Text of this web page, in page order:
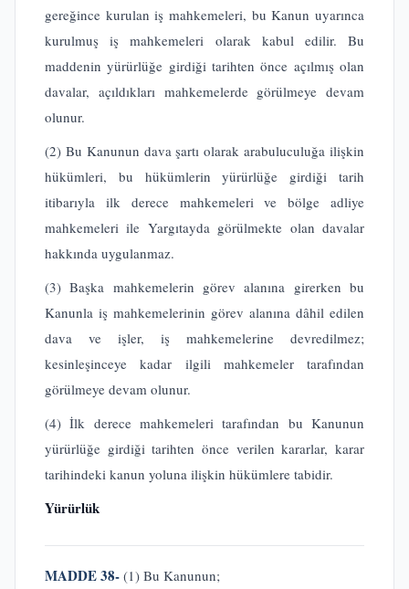
gereğince kurulan iş mahkemeleri, bu Kanun uyarınca
kurulmuş iş mahkemeleri olarak kabul edilir. Bu
maddenin yürürlüğe girdiği tarihten önce açılmış olan
davalar, açıldıkları mahkemelerde görülmeye devam
olunur.
(2) Bu Kanunun dava şartı olarak arabuluculuğa ilişkin
hükümleri, bu hükümlerin yürürlüğe girdiği tarih
itibarıyla ilk derece mahkemeleri ve bölge adliye
mahkemeleri ile Yargıtayda görülmekte olan davalar
hakkında uygulanmaz.
(3) Başka mahkemelerin görev alanına girerken bu
Kanunla iş mahkemelerinin görev alanına dâhil edilen
dava ve işler, iş mahkemelerine devredilmez;
kesinleşinceye kadar ilgili mahkemeler tarafından
görülmeye devam olunur.
(4) İlk derece mahkemeleri tarafından bu Kanunun
yürürlüğe girdiği tarihten önce verilen kararlar, karar
tarihindeki kanun yoluna ilişkin hükümlere tabidir.
Yürürlük
MADDE 38- (1) Bu Kanunun;